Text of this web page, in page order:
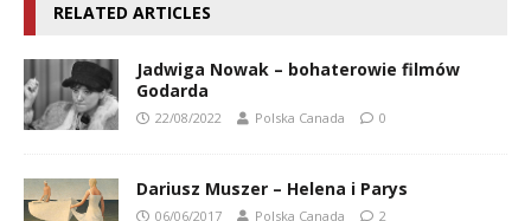
RELATED ARTICLES
Jadwiga Nowak – bohaterowie filmów
Godarda
22/08/2022 Polska Canada 0
Dariusz Muszer – Helena i Parys
06/06/2017 Polska Canada 2